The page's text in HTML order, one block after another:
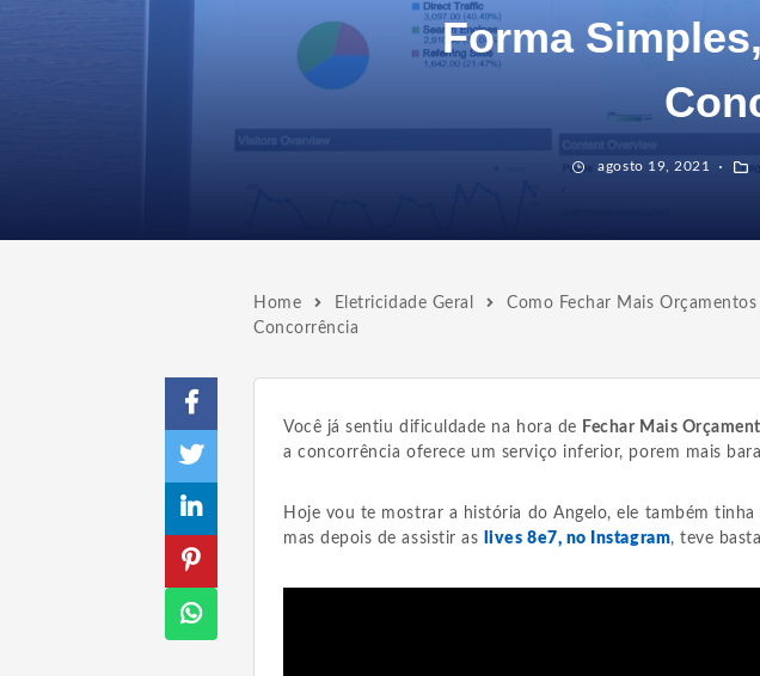
Forma
agosto 19, 2021
Home Eletricidade Geral
Como Fechar Mais
Concorrência
Você já sentiu dificuldade na hora de Fechar Mais
a concorrência oferece um serviço inferior, porem mais
Hoje vou te mostrar a história do Angelo, ele também tinha
mas depois de assistir as
lives 8e7, no Instagram, teve